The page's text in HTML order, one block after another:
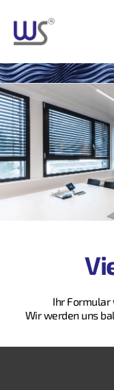
Inhalt
springen
Ihr
Wir werden uns